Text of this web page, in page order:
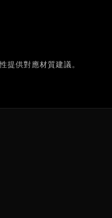
提供對應材質建議。